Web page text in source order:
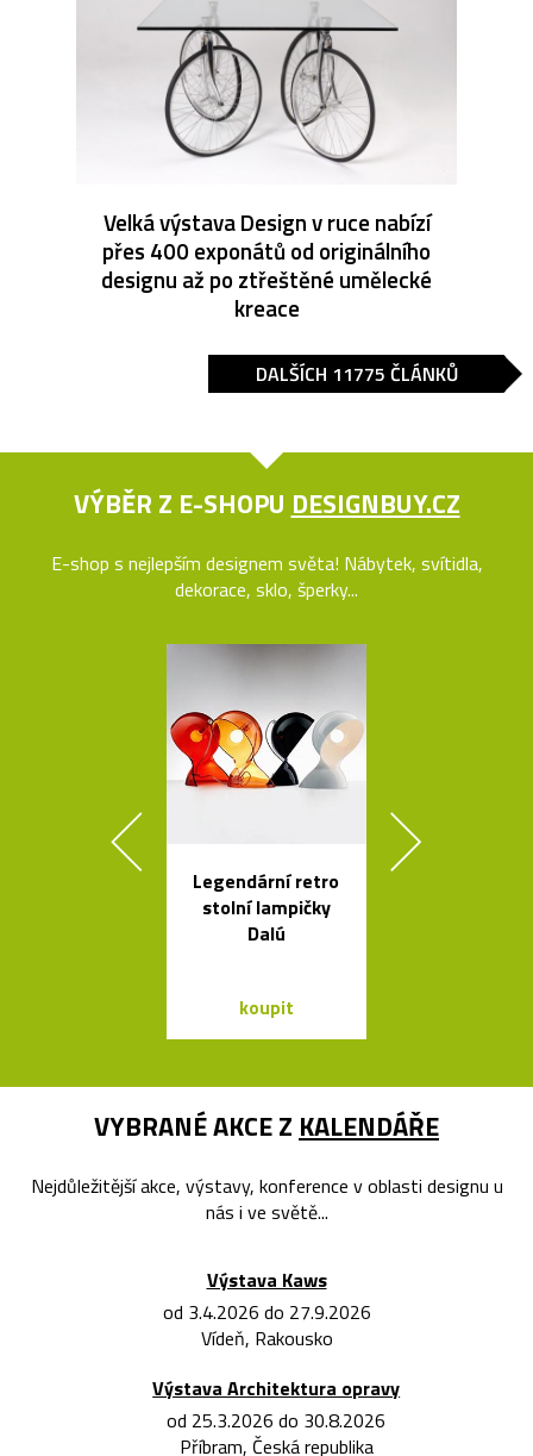
Velká výstava Design v ruce nabízí
přes 400 exponátů od originálního
designu až po ztřeštěné umělecké
kreace
DALŠÍCH 11775 ČLÁNKŮ
VÝBĚR Z E-SHOPU DESIGNBUY.CZ
E-shop s nejlepším designem světa! Nábytek, svítidla,
dekorace, sklo, šperky...
Legendární retro
stolní lampičky
Dalú
koupit
VYBRANÉ AKCE Z KALENDÁŘE
Nejdůležitější akce, výstavy, konference v oblasti designu u
nás i ve světě...
Výstava Kaws
od 3.4.2026 do 27.9.2026
Vídeň, Rakousko
Výstava Architektura opravy
od 25.3.2026 do 30.8.2026
Příbram, Česká republika